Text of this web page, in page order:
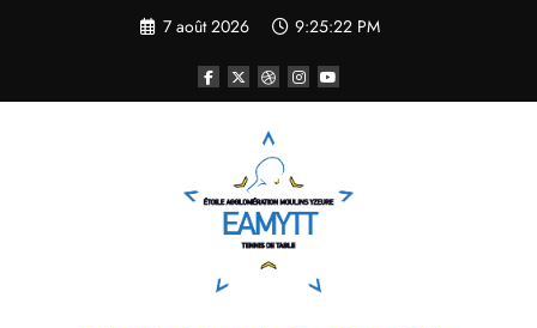
7 août 2026 9:25:23 PM